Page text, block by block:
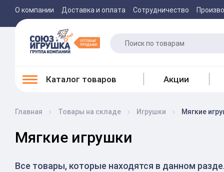
О компании Доставка и оплата Сотрудничество
Каталог товаров Акции
Главная Товары на складе Игрушки Мягкие
Мягкие игрушки
Все товары, которые находятся в данном